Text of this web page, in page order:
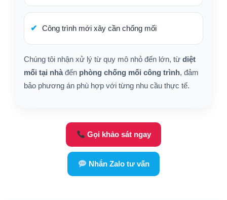
Công trình mới xây cần chống mối
Chúng tôi nhận xử lý từ quy mô nhỏ đến lớn, từ diệt
mối tại nhà đến phòng chống mối công trình, đảm
bảo phương án phù hợp với từng nhu cầu thực tế.
Gọi khảo sát ngay
Nhắn Zalo tư vấn